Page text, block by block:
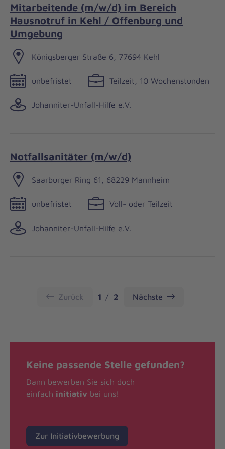
Mitarbeitende (m/w/d) im Bereich
Hausnotruf in Kehl / Offenburg und
Umgebung
Königsberger Straße 6, 77694 Kehl
unbefristet Teilzeit, 10 Wochenstunden
Johanniter-Unfall-Hilfe e.V.
Notfallsanitäter (m/w/d)
Saarburger Ring 61, 68229 Mannheim
unbefristet Voll- oder Teilzeit
Johanniter-Unfall-Hilfe e.V.
Zurück Seite
1 Seite
2 Nächste
Keine passende Stelle gefunden?
Dann bewerben Sie sich doch
einfach initiativ bei uns!
Zur Initiativbewerbung